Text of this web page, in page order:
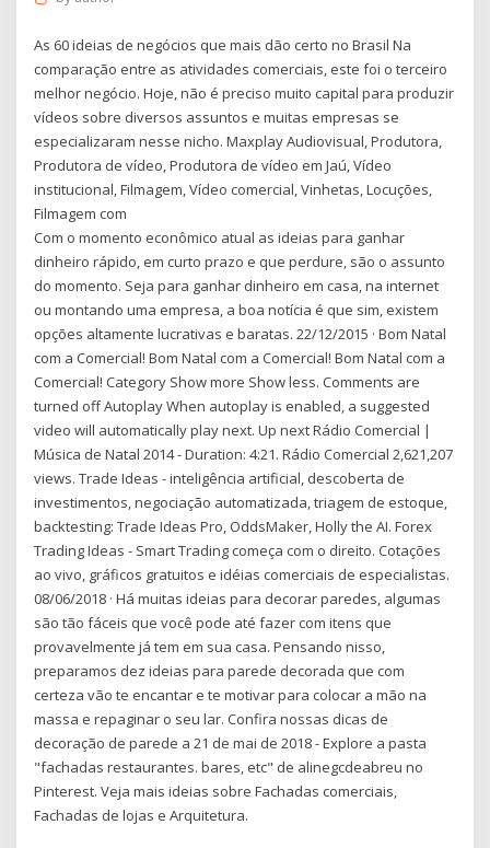
As 60 ideias de negócios que mais dão certo no Brasil Na
comparação entre as atividades comerciais, este foi o terceiro
melhor negócio. Hoje, não é preciso muito capital para produzir
vídeos sobre diversos assuntos e muitas empresas se
especializaram nesse nicho. Maxplay Audiovisual, Produtora,
Produtora de vídeo, Produtora de vídeo em Jaú, Vídeo
institucional, Filmagem, Vídeo comercial, Vinhetas, Locuções,
Filmagem com
Com o momento econômico atual as ideias para ganhar
dinheiro rápido, em curto prazo e que perdure, são o assunto
do momento. Seja para ganhar dinheiro em casa, na internet
ou montando uma empresa, a boa notícia é que sim, existem
opções altamente lucrativas e baratas. 22/12/2015 · Bom Natal
com a Comercial! Bom Natal com a Comercial! Bom Natal com a
Comercial! Category Show more Show less. Comments are
turned off Autoplay When autoplay is enabled, a suggested
video will automatically play next. Up next Rádio Comercial |
Música de Natal 2014 - Duration: 4:21. Rádio Comercial 2,621,207
views. Trade Ideas - inteligência artificial, descoberta de
investimentos, negociação automatizada, triagem de estoque,
backtesting: Trade Ideas Pro, OddsMaker, Holly the AI. Forex
Trading Ideas - Smart Trading começa com o direito. Cotações
ao vivo, gráficos gratuitos e idéias comerciais de especialistas.
08/06/2018 · Há muitas ideias para decorar paredes, algumas
são tão fáceis que você pode até fazer com itens que
provavelmente já tem em sua casa. Pensando nisso,
preparamos dez ideias para parede decorada que com
certeza vão te encantar e te motivar para colocar a mão na
massa e repaginar o seu lar. Confira nossas dicas de
decoração de parede a 21 de mai de 2018 - Explore a pasta
"fachadas restaurantes. bares, etc" de alinegcdeabreu no
Pinterest. Veja mais ideias sobre Fachadas comerciais,
Fachadas de lojas e Arquitetura.